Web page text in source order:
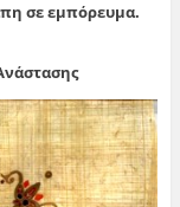
σε εμπόρευμα.